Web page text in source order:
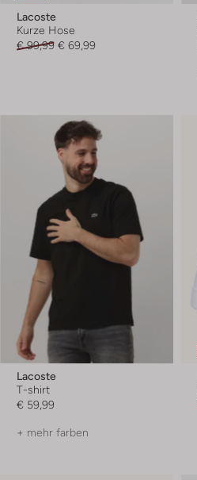
Lacoste
Kurze Hose
€ 99,99 € 69,99
Lacoste
T-shirt
€ 59,99
+ mehr farben